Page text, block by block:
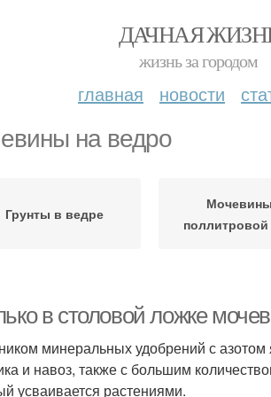
ДАЧНАЯ
жизнь за городом
главная новости
на ведро
Грунты в ведре
поллитровой
в столовой ложке
минеральных удобрений с
и навоз, также с большим
усваивается растениями.